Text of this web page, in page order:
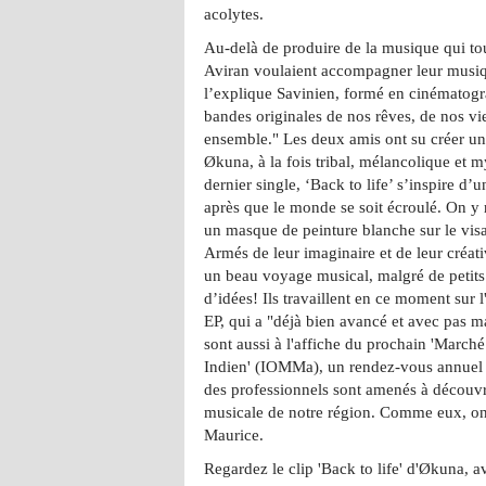
acolytes.
Au-delà de produire de la musique qui
Aviran voulaient accompagner leur
l’explique Savinien, formé en
bandes originales de nos rêves, de nos
ensemble." Les deux amis ont su créer
Økuna, à la fois tribal, mélancolique et
dernier single, ‘Back to life’ s’inspire
après que le monde se soit écroulé. On y
un masque de peinture blanche sur le
Armés de leur imaginaire et de leur
un beau voyage musical, malgré de
d’idées! Ils travaillent en ce moment sur
EP, qui a "déjà bien avancé et avec pas
sont aussi à l'affiche du prochain
Indien' (IOMMa), un rendez-vous
des professionnels sont amenés à
musicale de notre région. Comme eux,
Maurice.
Regardez le clip 'Back to life' d'Økuna,